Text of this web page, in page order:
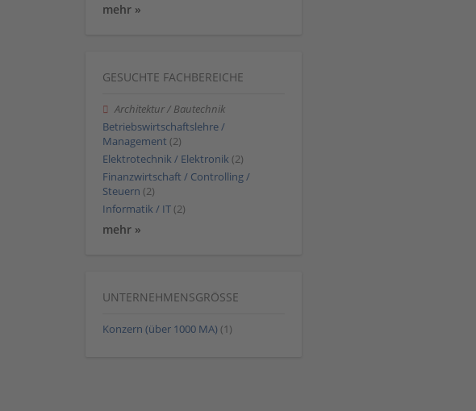
mehr »
GESUCHTE FACHBEREICHE
Architektur / Bautechnik
Betriebswirtschaftslehre /
Management (2)
Elektrotechnik / Elektronik (2)
Finanzwirtschaft / Controlling /
Steuern (2)
Informatik / IT (2)
mehr »
UNTERNEHMENSGRÖSSE
Konzern (über 1000 MA) (1)